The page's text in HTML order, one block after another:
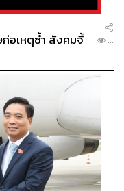
อเหตุซ้ำ สังคมจี้
...